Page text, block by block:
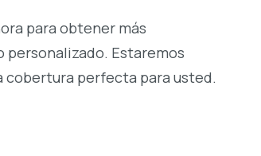
para obtener más
Estaremos
cobertura perfecta para usted.